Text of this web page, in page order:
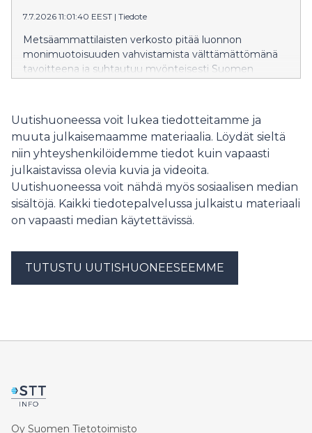
7.7.2026 11:01:40 EEST | Tiedote
Metsäammattilaisten verkosto pitää luonnon
monimuotoisuuden vahvistamista välttämättömänä
tavoitteena ja suhtautuu myönteisesti Suomen
metsätalousministeriölle antaman lausunnon mukaan
Suomella on erinomaiset mahdollisuudet onnistua
ennallistamisessa, kun ratkaisut perustuvat
tutkimukseen, yhteistyöhön ja maanomistajien
luottamukseen.
Uutishuoneessa voit lukea tiedotteitamme ja
muuta julkaisemaamme materiaalia. Löydät sieltä
niin yhteyshenkilöidemme tiedot kuin vapaasti
julkaistavissa olevia kuvia ja videoita.
Uutishuoneessa voit nähdä myös sosiaalisen median
sisältöjä. Kaikki tiedotepalvelussa julkaistu materiaali
on vapaasti median käytettävissä.
TUTUSTU UUTISHUONEESEEMME
Oy Suomen Tietotoimisto